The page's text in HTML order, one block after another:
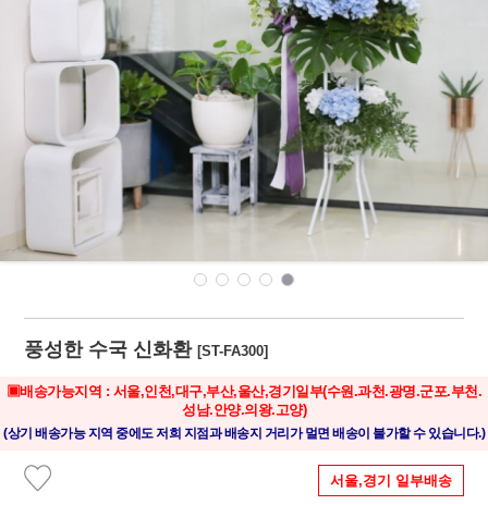
풍성한 수국 신화환[ST-FA300]
▣배송가능지역 : 서울,인천,대구,부산,울산,경기일부(수원.과천.광명.군포.부천.
성남.안양.의왕.고양)
(상기 배송가능 지역 중에도 저희 지점과 배송지 거리가 멀면 배송이 불가할 수 있습니다.)
서울,경기 일부배송